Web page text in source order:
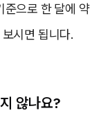
으로 한 달에 약
시면 됩니다.
않나요?